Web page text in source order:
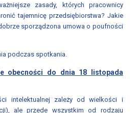
zasady, których pracownicy
tajemnicę przedsiębiorstwa? Jakie
sporządzona umowa o poufności
podczas spotkania.
obecności do dnia 18 listopada
intelektualnej zależy od wielkości i
ale przede wszystkim od rodzaju